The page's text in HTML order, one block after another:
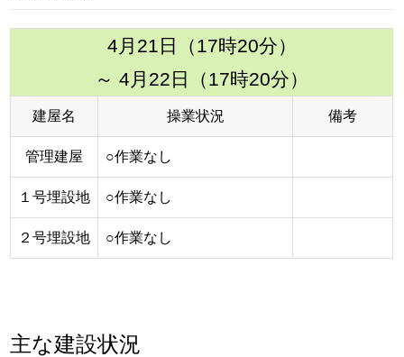
4月21日（17時20分）
～ 4月22日（17時20分）
建屋名 操業状況 備考
管理建屋 ○作業なし
１号埋設地 ○作業なし
２号埋設地 ○作業なし
主な建設状況